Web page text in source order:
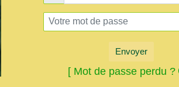
Envoyer
[ Mot de passe perdu ?